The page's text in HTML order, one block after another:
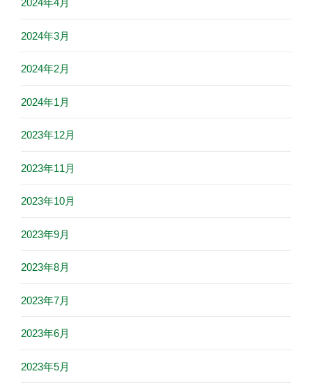
2024年4月
2024年3月
2024年2月
2024年1月
2023年12月
2023年11月
2023年10月
2023年9月
2023年8月
2023年7月
2023年6月
2023年5月